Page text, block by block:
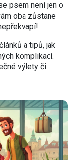
psem není jen o
oba zůstane
a tipů, jak
komplikací.
výlety či